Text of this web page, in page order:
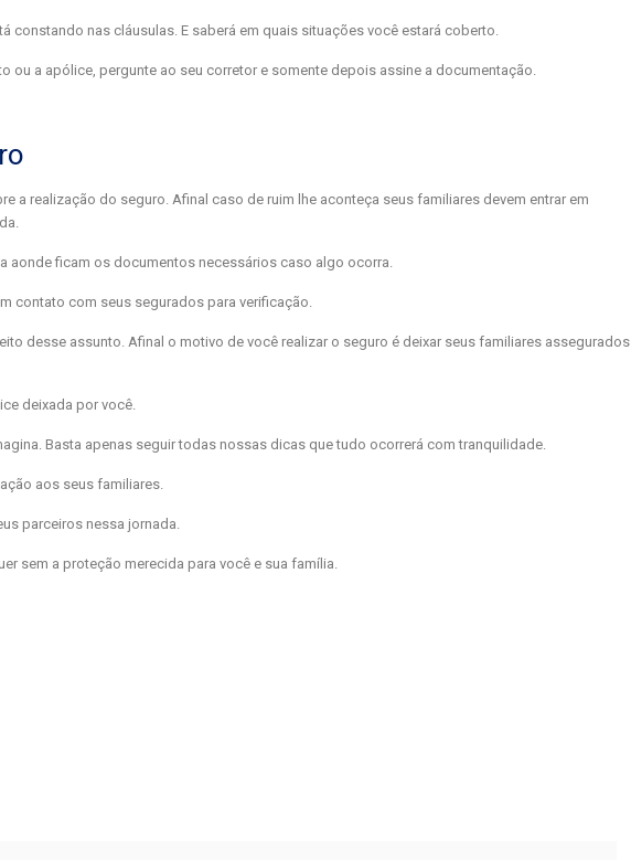
constando nas cláusulas. E saberá em quais situações você estará coberto.
ou a apólice, pergunte ao seu corretor e somente depois assine a documentação.
a realização do seguro. Afinal caso de ruim lhe aconteça seus familiares devem entrar em
aonde ficam os documentos necessários caso algo ocorra.
contato com seus segurados para verificação.
desse assunto. Afinal o motivo de você realizar o seguro é deixar seus familiares assegurados
deixada por você.
Basta apenas seguir todas nossas dicas que tudo ocorrerá com tranquilidade.
aos seus familiares.
parceiros nessa jornada.
sem a proteção merecida para você e sua família.